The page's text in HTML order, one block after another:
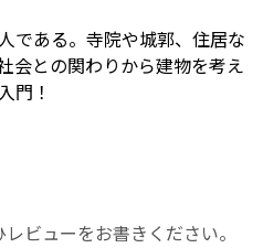
である。寺院や城郭、住居な
会との関わりから建物を考え
門！
ビューをお書きください。